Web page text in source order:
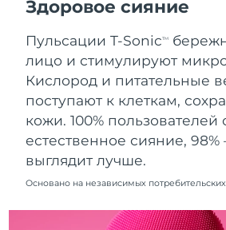
Здоровое сияние
Пульсации T-SonicTM
лицо и стимулируют
Кислород и питательные
поступают к клеткам,
кожи. 100% пользователей
естественное сияние,
выглядит лучше.
Основано на независимых
Нидерланды
Новая Зеландия
Норвегия
Оман